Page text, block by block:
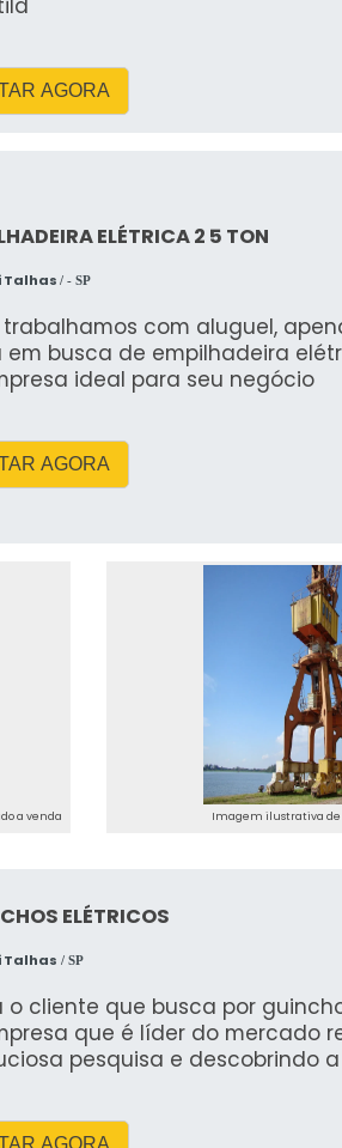
AGORA
ELÉTRICA 2 5 TON
Talhas/ - SP
trabalhamos com aluguel,
em busca de empilhadeira
ideal para seu negócio
AGORA
a venda Imagem ilustrativa de
ELÉTRICOS
Talhas / SP
o cliente que busca por
que é líder do mercado
pesquisa e descobrindo
AGORA